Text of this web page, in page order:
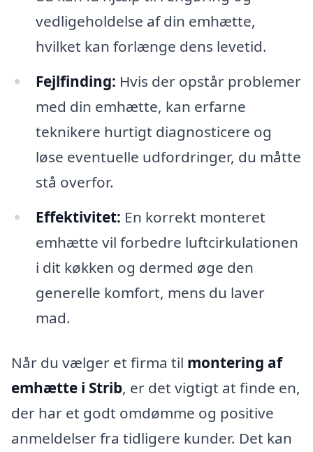
vedligeholdelse af din emhætte,
hvilket kan forlænge dens levetid.
Fejlfinding: Hvis der opstår problemer
med din emhætte, kan erfarne
teknikere hurtigt diagnosticere og
løse eventuelle udfordringer, du måtte
stå overfor.
Effektivitet: En korrekt monteret
emhætte vil forbedre luftcirkulationen
i dit køkken og dermed øge den
generelle komfort, mens du laver
mad.
Når du vælger et firma til montering af
emhætte i Strib, er det vigtigt at finde en,
der har et godt omdømme og positive
anmeldelser fra tidligere kunder. Det kan